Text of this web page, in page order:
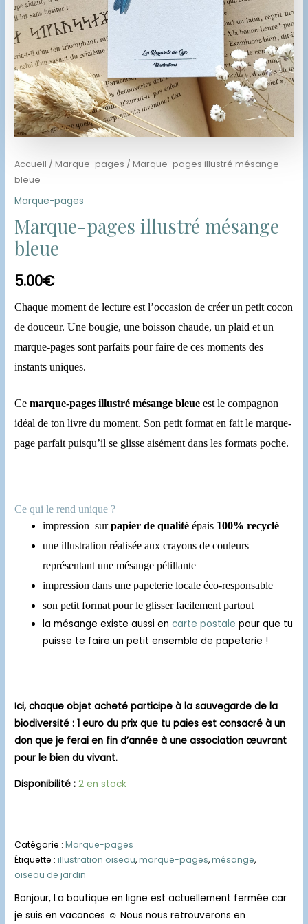
Accueil /Marque-pages / Marque-pages illustré mésange
bleue
Marque-pages
Marque-pages illustré mésange
bleue
5.00€
Chaque moment de lecture est l’occasion de créer un petit cocon
de douceur. Une bougie, une boisson chaude, un plaid et un
marque-pages sont parfaits pour faire de ces moments des
instants uniques.
Ce marque-pages illustré mésange bleueest le compagnon
idéal de ton livre du moment. Son petit format en fait le marque-
page parfait puisqu’il se glisse aisément dans les formats poche.
Ce qui le rend unique ?
impression surpapier de qualité épais 100% recyclé
une illustration réalisée aux crayons de couleurs
représentant une mésange pétillante
impression dans une papeterie locale éco-responsable
son petit format pour le glisser facilement partout
la mésange existe aussi encarte postale pour que tu
puisse te faire un petit ensemble de papeterie !
Ici, chaque objet acheté participe à la sauvegarde de la
biodiversité : 1 euro du prix que tu paies est consacré à un
don que je ferai en fin d’année à une association œuvrant
pour le bien du vivant.
Disponibilité : 2 en stock
Catégorie :Marque-pages
Étiquette :illustration oiseau,marque-pages,mésange,
oiseau de jardin
Bonjour, La boutique en ligne est actuellement fermée car
je suis en vacances ☺️ Nous nous retrouverons en